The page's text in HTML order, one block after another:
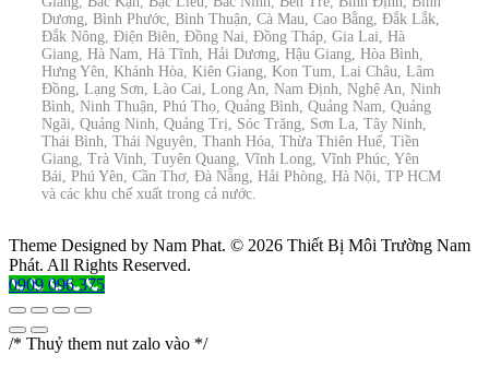
Dương, Bình Phước, Bình Thuận, Cà Mau, Cao Bằng, Đắk Lắk,
Đắk Nông, Điện Biên, Đồng Nai, Đồng Tháp, Gia Lai, Hà
Giang, Hà Nam, Hà Tĩnh, Hải Dương, Hậu Giang, Hòa Bình,
Hưng Yên, Khánh Hòa, Kiên Giang, Kon Tum, Lai Châu, Lâm
Đồng, Lạng Sơn, Lào Cai, Long An, Nam Định, Nghệ An, Ninh
Bình, Ninh Thuận, Phú Thọ, Quảng Bình, Quảng Nam, Quảng
Ngãi, Quảng Ninh, Quảng Trị, Sóc Trăng, Sơn La, Tây Ninh,
Thái Bình, Thái Nguyên, Thanh Hóa, Thừa Thiên Huế, Tiền
Giang, Trà Vinh, Tuyên Quang, Vĩnh Long, Vĩnh Phúc, Yên
Bái, Phú Yên, Cần Thơ, Đà Nẵng, Hải Phòng, Hà Nội, TP HCM
và các khu chế xuất trong cả nước.
Theme Designed by Nam Phat. © 2026 Thiết Bị Môi Trường Nam
Phát. All Rights Reserved.
0909 096 375
/* Thuỷ them nut zalo vào */